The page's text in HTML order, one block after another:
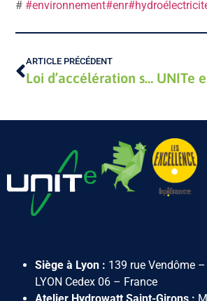
# #environnement#enr
ARTICLE PRÉCÉDENT
Loi d’accélération sur les Energies Renouvelables (AER)
Siège à Lyon : 139 rue Vendôme
LYON Cedex 06 – France
Atelier Hydrowatt Saint-Girons :